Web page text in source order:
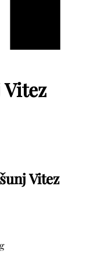
Vitez